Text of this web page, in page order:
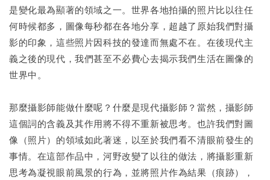
加入購物車
是變化最為顯著的領域之一。世界各地拍攝的照片比以往任
何時候都多，圖像每秒都在各地分享，超越了原始我們對攝
影的印象，這些照片因科技的發達而無處不在。在後現代主
義之後的現代，我們甚至不必費心去揭示我們生活在圖像的
世界中。
那麼攝影師能做什麼呢？什麼是現代攝影師？當然，攝影師
這個詞的含義及其作用將不得不重新被思考。也許我們對圖
像（照片）的領域如此著迷，以至於我們看不清眼前發生的
事情。在這部作品中，河野改變了以往的做法，將攝影重新
思考為凝視眼前風景的行為，並將照片作為結果（痕跡），